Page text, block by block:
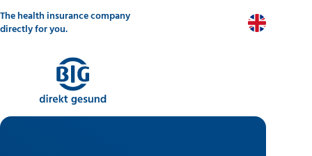
to
main
content
The health insurance company
directly for you.